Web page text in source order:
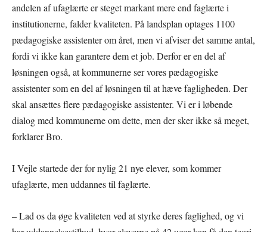
andelen af ufaglærte er steget markant mere end faglærte i
institutionerne, falder kvaliteten. På landsplan optages 1100
pædagogiske assistenter om året, men vi afviser det samme antal,
fordi vi ikke kan garantere dem et job. Derfor er en del af
løsningen også, at kommunerne ser vores pædagogiske
assistenter som en del af løsningen til at hæve fagligheden. Der
skal ansættes flere pædagogiske assistenter. Vi er i løbende
dialog med kommunerne om dette, men der sker ikke så meget,
forklarer Bro.
I Vejle startede der for nylig 21 nye elever, som kommer
ufaglærte, men uddannes til faglærte.
– Lad os da øge kvaliteten ved at styrke deres faglighed, og vi